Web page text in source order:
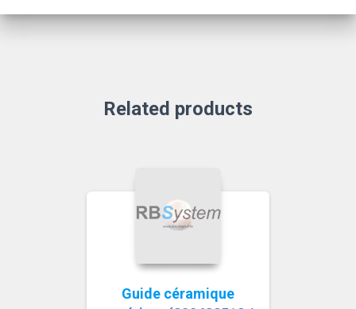
Related products
Guide céramique